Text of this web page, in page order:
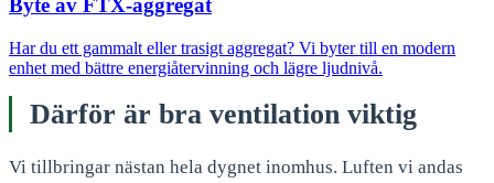
Byte av FTX-aggregat
Har du ett gammalt eller trasigt aggregat? Vi byter till en modern
enhet med bättre energiåtervinning och lägre ljudnivå.
Därför är bra ventilation viktig
Vi tillbringar nästan hela dygnet inomhus. Luften vi andas